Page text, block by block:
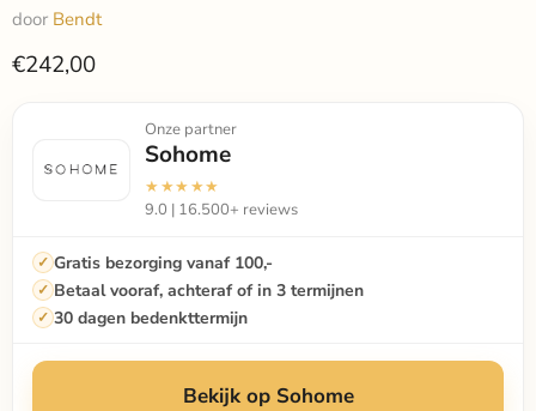
door Bendt
€242,00
Onze partner
Sohome
★★★★★
9.0 | 16.500+ reviews
Gratis bezorging vanaf 100,-
Betaal vooraf, achteraf of in 3 termijnen
30 dagen bedenkttermijn
Bekijk op Sohome